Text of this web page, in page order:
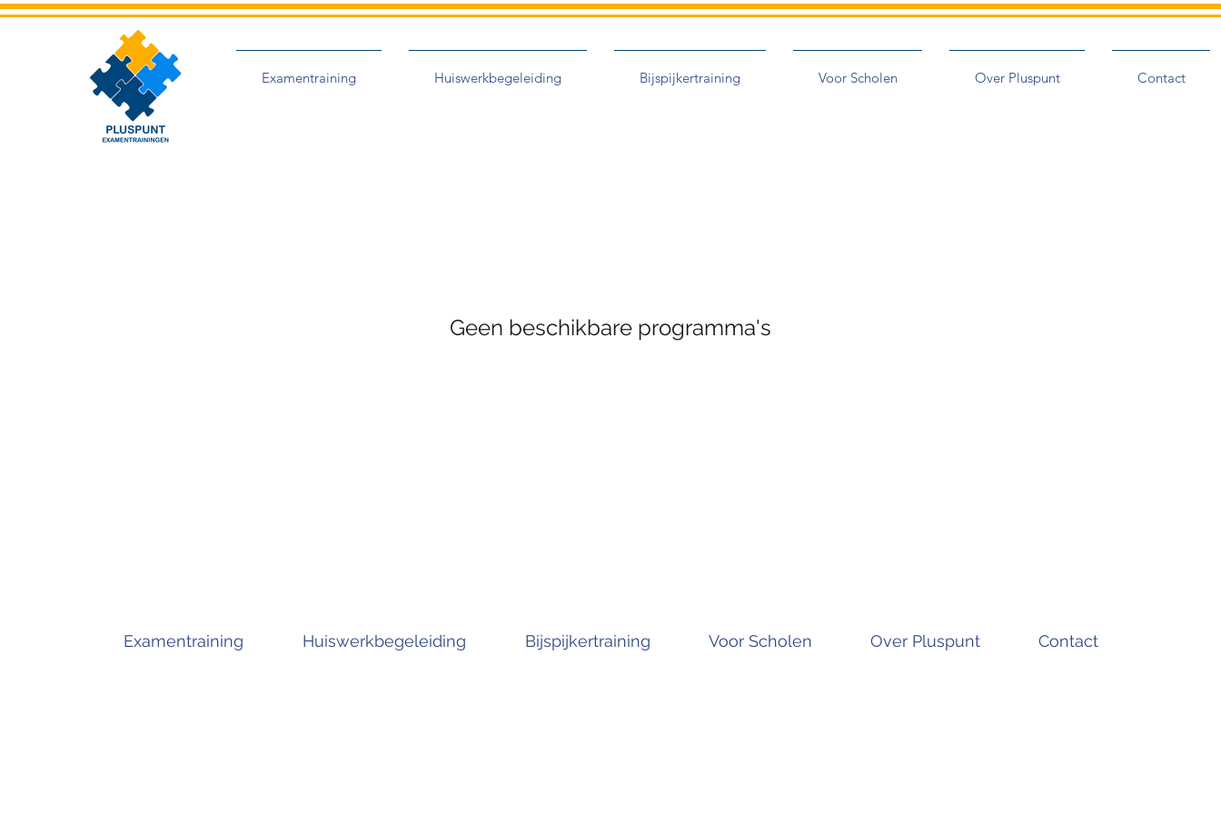
Examentraining Huiswerkbegeleiding Bijspijkertraining Voor Scholen Over Pluspunt Contact
Geen beschikbare programma's
Examentraining Huiswerkbegeleiding Bijspijkertraining Voor Scholen Over Pluspunt Contact